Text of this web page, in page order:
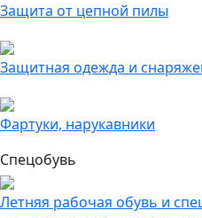
Защита от цепной пилы
Защитная одежда и
Фартуки, нарукавники
Спецобувь
Летняя рабочая обувь и